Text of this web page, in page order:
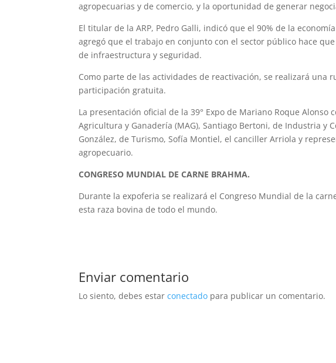
agropecuarias y de comercio, y la oportunidad de generar
El titular de la ARP, Pedro Galli, indicó que el 90% de la
agregó que el trabajo en conjunto con el sector público hace
de infraestructura y seguridad.
Como parte de las actividades de reactivación, se realizará una
participación gratuita.
La presentación oficial de la 39° Expo de Mariano Roque
Agricultura y Ganadería (MAG), Santiago Bertoni, de Industria y
González, de Turismo, Sofía Montiel, el canciller Arriola y
agropecuario.
CONGRESO MUNDIAL DE CARNE BRAHMA.
Durante la expoferia se realizará el Congreso Mundial de la
esta raza bovina de todo el mundo.
Enviar comentario
Lo siento, debes estarconectado para publicar un comentario.